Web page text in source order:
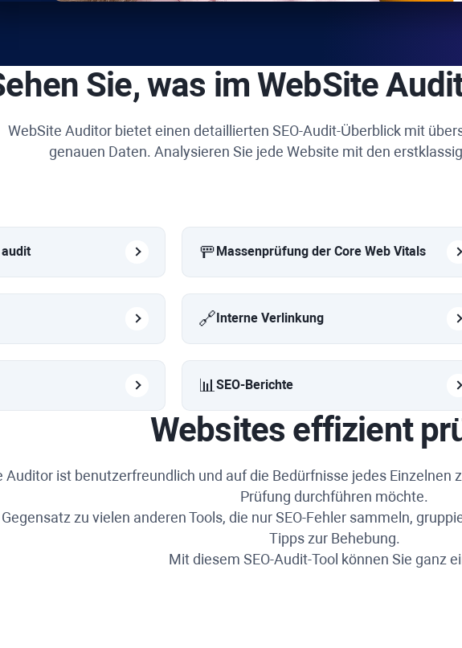
Sie, was imWebSite
WebSite Auditorbietet einen detaillierten SEO-Audit-Überblick mit
genauen Daten. Analysieren Sie jede Website mit den
🚥 Massenprüfung der Core Web Vitals
🔗 Interne Verlinkung
📊 SEO-Berichte
Websites effizient
Auditor ist benutzerfreundlich und auf die Bedürfnisse jedes Einzelnen
Prüfung durchführen möchte.
zu vielen anderen Tools, die nur SEO-Fehler sammeln,
Tipps zur Behebung.
Mit diesem SEO-Audit-Tool können Sie ganz